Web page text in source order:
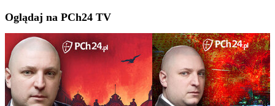
Oglądaj na PCh24 TV